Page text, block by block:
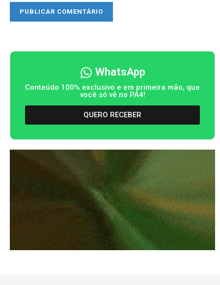
WhatsApp
Conteúdo 100% exclusivo e em primeira mão, que
você só vê no PA4!
QUERO RECEBER